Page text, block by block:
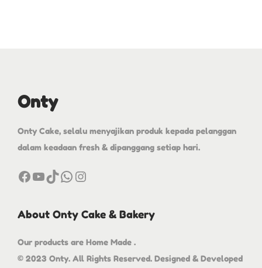
Onty
Onty Cake, selalu menyajikan produk kepada pelanggan
dalam keadaan fresh & dipanggang setiap hari.
About Onty Cake & Bakery
Our products are Home Made .
© 2023 Onty. All Rights Reserved. Designed & Developed